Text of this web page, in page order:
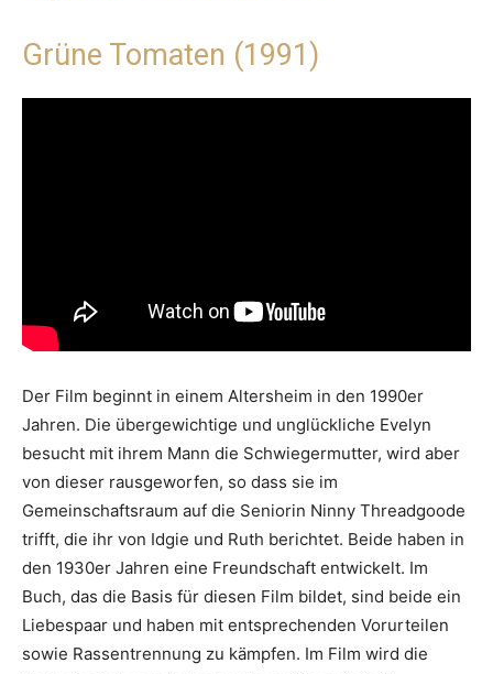
Grüne Tomaten (1991)
Der Film beginnt in einem Altersheim in den 1990er
Jahren. Die übergewichtige und unglückliche Evelyn
besucht mit ihrem Mann die Schwiegermutter, wird aber
von dieser rausgeworfen, so dass sie im
Gemeinschaftsraum auf die Seniorin Ninny Threadgoode
trifft, die ihr von Idgie und Ruth berichtet. Beide haben in
den 1930er Jahren eine Freundschaft entwickelt. Im
Buch, das die Basis für diesen Film bildet, sind beide ein
Liebespaar und haben mit entsprechenden Vorurteilen
sowie Rassentrennung zu kämpfen. Im Film wird die